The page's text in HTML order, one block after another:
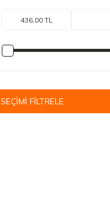
Bulaşıklık (5)
Tekne Tertip Ürünleri(8)
Buharda Pişirme aparatı
SEÇIMI FILTRELE